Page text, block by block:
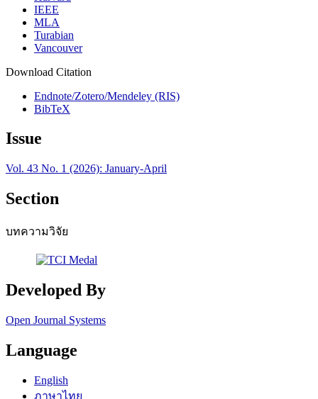
IEEE
MLA
Turabian
Vancouver
Download Citation
Endnote/Zotero/Mendeley (RIS)
BibTeX
Issue
Vol. 43 No. 1 (2026): January-April
Section
บทความวิจัย
Developed By
Open Journal Systems
Language
English
ภาษาไทย